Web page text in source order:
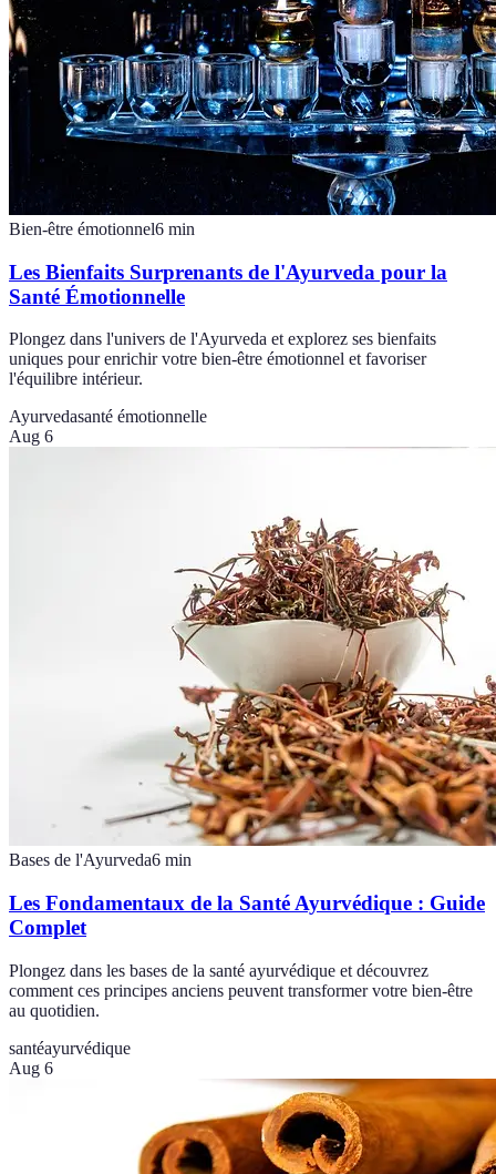
Bien-être émotionnel6 min
Les Bienfaits Surprenants de l'Ayurveda pour la
Santé Émotionnelle
Plongez dans l'univers de l'Ayurveda et explorez ses bienfaits
uniques pour enrichir votre bien-être émotionnel et favoriser
l'équilibre intérieur.
Ayurvedasanté émotionnelle
Aug 6
Bases de l'Ayurveda6 min
Les Fondamentaux de la Santé Ayurvédique : Guide
Complet
Plongez dans les bases de la santé ayurvédique et découvrez
comment ces principes anciens peuvent transformer votre bien-être
au quotidien.
santéayurvédique
Aug 6